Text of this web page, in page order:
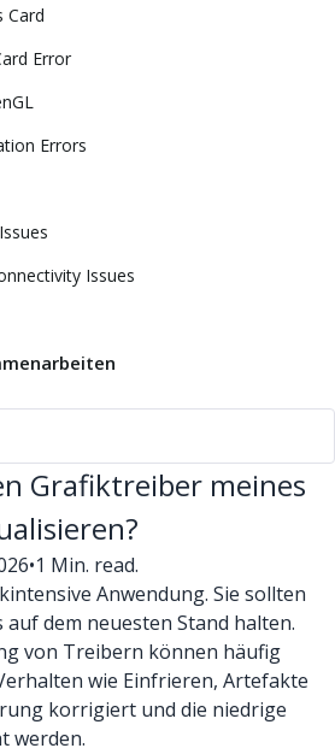
Card
Error
Errors
Issues
Grafiktreiber meines
•1 Min. read.
Anwendung. Sie sollten
dem neuesten Stand halten.
von Treibern können häufig
wie Einfrieren, Artefakte
korrigiert und die niedrige
werden.